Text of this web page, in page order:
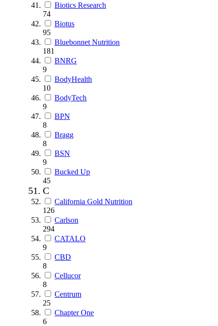
Biotics Research
74
Biotus
95
Bluebonnet Nutrition
181
BNRG
9
BodyHealth
10
BodyTech
9
BPN
8
Bragg
8
BSN
9
Bucked Up
45
C
California Gold Nutrition
126
Carlson
294
CATALO
9
CBD
8
Cellucor
8
Centrum
25
Chapter One
6